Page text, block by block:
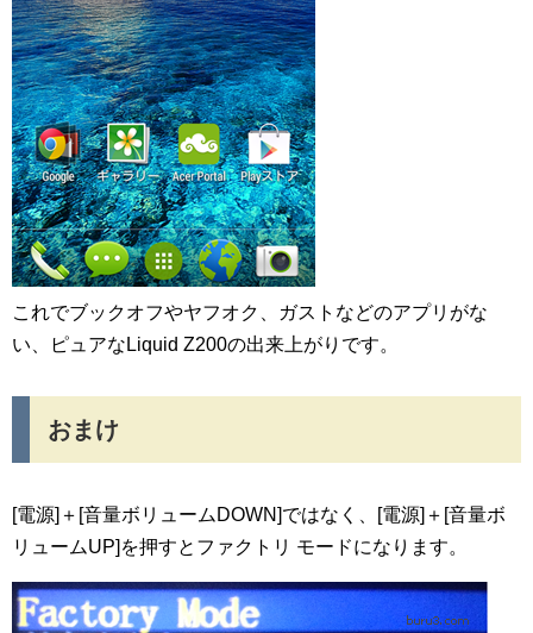
これでブックオフやヤフオク、ガストなどのアプリがな
い、ピュアなLiquid Z200の出来上がりです。
おまけ
[電源]＋[音量ボリュームDOWN]ではなく、[電源]＋[音量ボ
リュームUP]を押すとファクトリ モードになります。